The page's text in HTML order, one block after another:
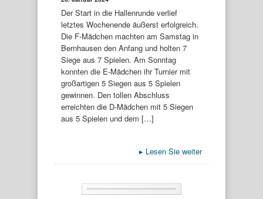
Der Start in die Hallenrunde verlief
letztes Wochenende äußerst erfolgreich.
Die F-Mädchen machten am Samstag in
Bernhausen den Anfang und holten 7
Siege aus 7 Spielen. Am Sonntag
konnten die E-Mädchen ihr Turnier mit
großartigen 5 Siegen aus 5 Spielen
gewinnen. Den tollen Abschluss
erreichten die D-Mädchen mit 5 Siegen
aus 5 Spielen und dem […]
▸ Lesen Sie weiter